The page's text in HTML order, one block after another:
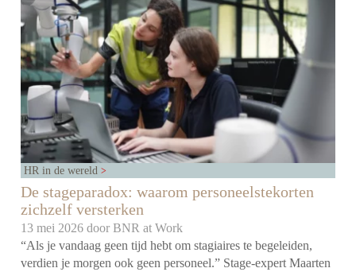
HR in de wereld
De stageparadox: waarom personeelstekorten
zichzelf versterken
13 mei 2026 doorBNR at Work
“Als je vandaag geen tijd hebt om stagiaires te begeleiden,
verdien je morgen ook geen personeel.” Stage-expert Maarten